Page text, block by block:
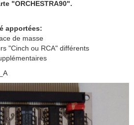
"ORCHESTRA90".
apportées:
de masse
"Cinch ou RCA" différents